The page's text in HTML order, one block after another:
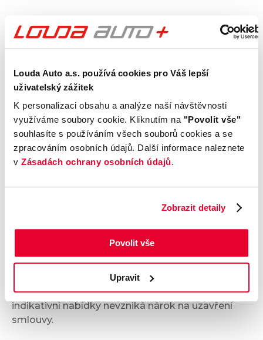
Louda Auto a.s. používá cookies pro Váš lepší
uživatelský zážitek
K personalizaci obsahu a analýze naší návštěvnosti
využíváme soubory cookie. Kliknutím na "Povolit vše"
souhlasíte s používáním všech souborů cookies a se
zpracováním osobních údajů. Další informace naleznete
v Zásadách ochrany osobních údajů.
Zobrazit detaily
Povolit vše
Upravit
Výbava
Vnější vzhled a výbava
Komfort
Multimédia
Bezpečnost a technika
informativní charakter. Tato indikativní nabídka
není nabídkou ve smyslu § 1731 nebo § 1732
občanského zákoníku, ani se nejedná o veřejný
příslib dle § 1733 občanského zákoníku. Z této
indikativní nabídky nevzniká nárok na uzavření
smlouvy.